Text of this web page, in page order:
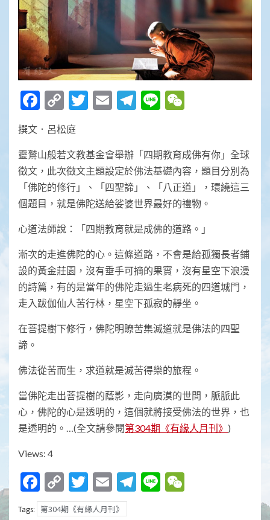
Facebook
Copy
Link
Twitter
EmailTelegram
Line
撰文．呂松庭
靈鷲山般若文教基金會舉辦「四期教育成佛有你」全球
徵文，此次徵文主題設定於佛法基礎內容，題目分別為
「佛陀的修行」、「四聖諦」、「八正道」，環繞這三
個題目，就是佛陀送給娑婆世界最好的禮物。
心道法師說：「四期教育就是成佛的道路。」
漸次的走進佛陀的心。這條道路，不會是給孤獨長者鋪
設的黃金莊園，沒有垂手可摘的果實，沒有星空下浪漫
的詩篇，有的是當年的佛陀走過生老病死的四道城門，
走入跋伽仙人苦行林，星空下孤寂的靜坐。
在菩提樹下修行，佛陀明瞭苦集滅道就是佛法的四聖
諦。
佛法從苦而生，求道就是滅苦得樂的旅程。
當佛陀走出菩提樹的蔭影，走向廣漠的世間，脈脈此
心，佛陀的心是透明的，這個就將接受佛法的世界，也
是透明的。…(全文請參閱第304期《有緣人月刊》 )
Views: 4
Facebook
Copy
Link
Twitter
EmailTelegram
Line
Tags: 第304期《有緣人月刊》